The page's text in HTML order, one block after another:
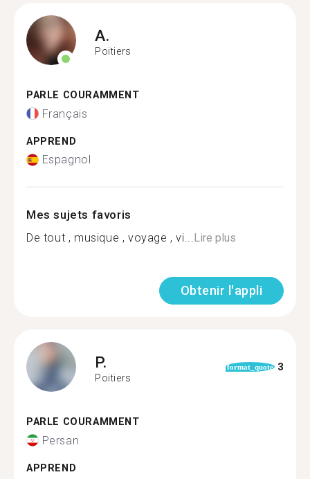
A.
Poitiers
PARLE COURAMMENT
Français
APPREND
Espagnol
Mes sujets favoris
De tout , musique , voyage , vi...Lire plus
Obtenir l'appli
P.
Poitiers
format_quote 3
PARLE COURAMMENT
Persan
APPREND